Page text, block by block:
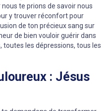
nous te prions de savoir nous
y trouver réconfort pour
de ton précieux sang sur
de bien vouloir guérir dans
les dépressions, tous les
: Jésus